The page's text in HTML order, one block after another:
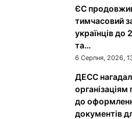
ЄС
тимчасовий
українців до
та…
6 Серпня, 2026,
ДЕСС
до
документів